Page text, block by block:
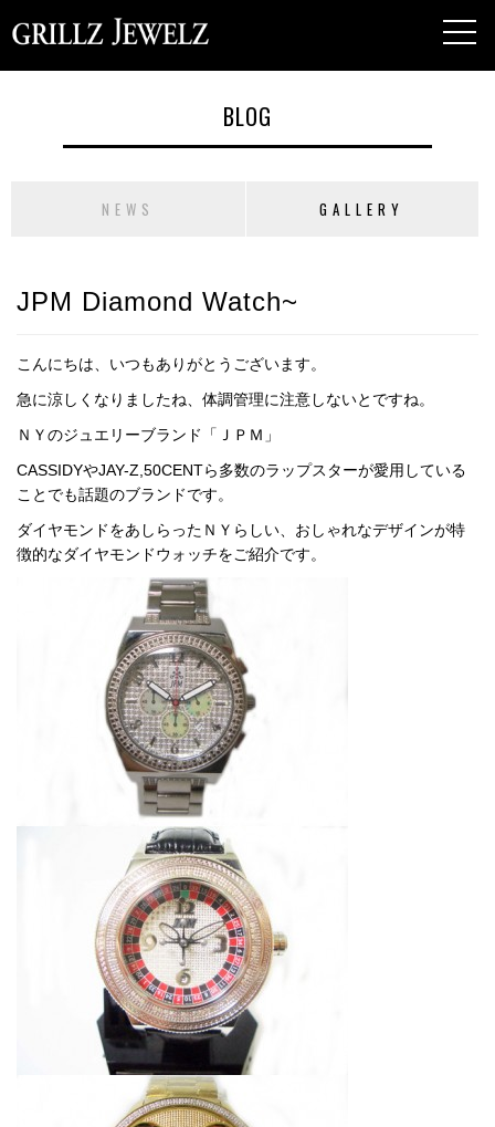
BLOG
NEWS GALLERY
JPM Diamond Watch~
こんにちは、いつもありがとうございます。
急に涼しくなりましたね、体調管理に注意しないとですね。
ＮＹのジュエリーブランド「ＪＰＭ」
CASSIDYやJAY-Z,50CENTら多数のラップスターが愛用している
ことでも話題のブランドです。
ダイヤモンドをあしらったＮＹらしい、おしゃれなデザインが特
徴的なダイヤモンドウォッチをご紹介です。